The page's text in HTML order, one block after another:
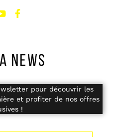
NEWS
pour découvrir les
et profiter de nos offres
!